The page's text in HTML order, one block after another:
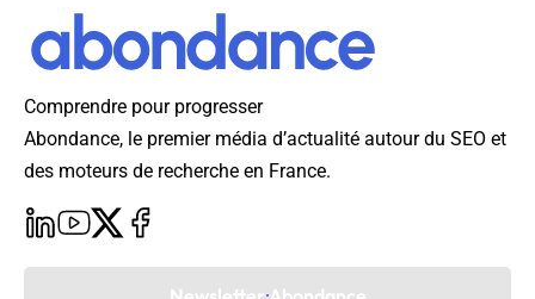
Comprendre pour progresser
Abondance, le premier média d’actualité autour du SEO et
des moteurs de recherche en France.